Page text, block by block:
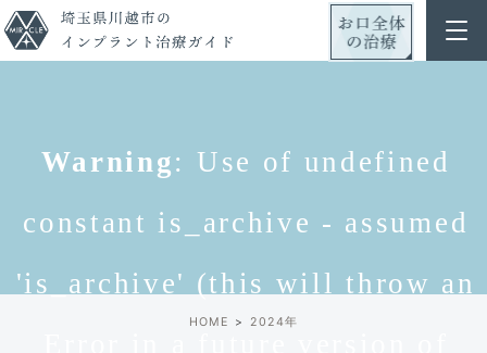
Warning: Use of undefined
constant is_archive - assumed
'is_archive' (this will throw an
HOME 2024年